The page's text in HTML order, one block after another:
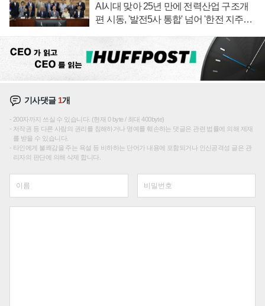
AI시대 맞아 25년 만에 전력산업 구조개
편 시동, '발전5사 통합' 넘어 '한전 지주사'
기사댓글1개
200자까지 쓰실 수 있습니다. (현재 0 byte / 최대 400byte)
저작권 등 다른 사람의 권리를 침해하거나 명예를 훼손하는 댓글은 관련 법률에 의해 제재
를 받을 수 있습니다.
타인에게 불쾌감을 주는 욕설 등 비하하는 단어가 내용에 포함되거나 인신공격성 글은 관
리자의 판단에 의해 삭제 합니다.